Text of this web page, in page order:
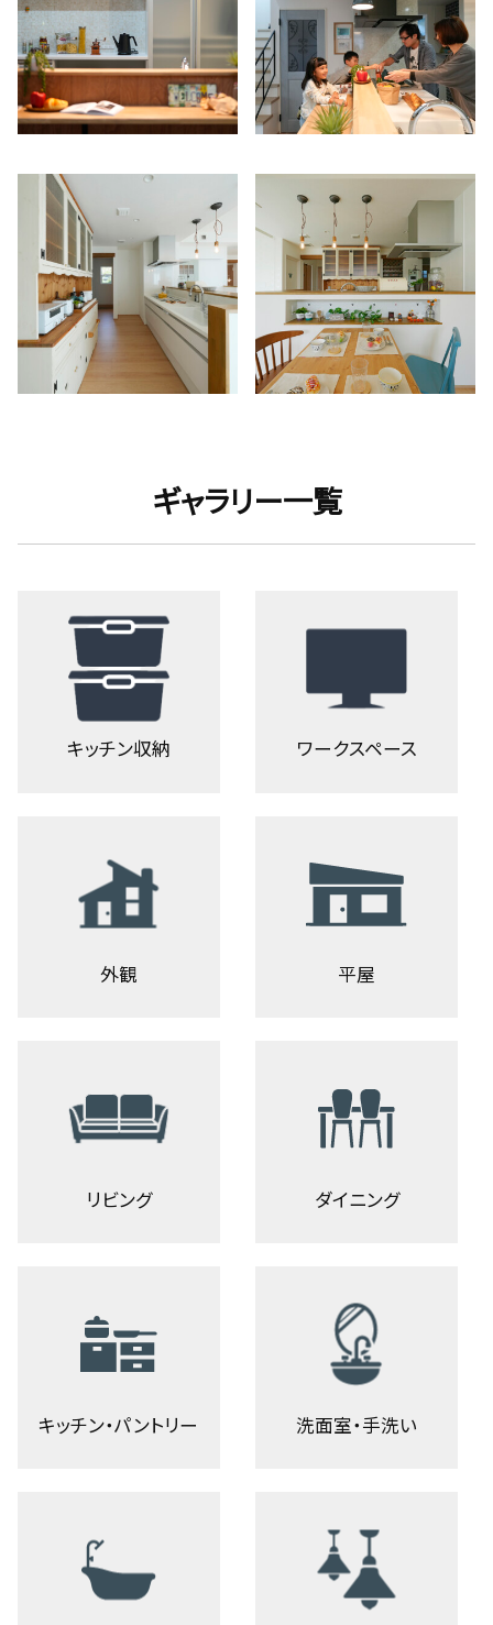
ギャラリー一覧
キッチン収納 ワークスペース
外観 平屋
リビング ダイニング
キッチン・パントリー 洗面室・手洗い